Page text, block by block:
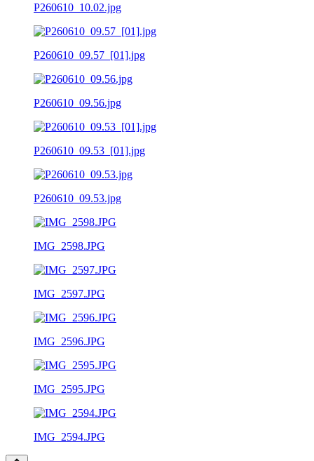
P260610_10.02.jpg
P260610_09.57_[01].jpg
P260610_09.56.jpg
P260610_09.53_[01].jpg
P260610_09.53.jpg
IMG_2598.JPG
IMG_2597.JPG
IMG_2596.JPG
IMG_2595.JPG
IMG_2594.JPG